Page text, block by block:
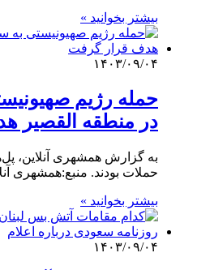
بیشتر بخوانید »
۱۴۰۳/۰۹/۰۴
حمله رژیم
در منطقه القصیر
به گزارش همشهری آنلاین،
حملات بودند. منبع:همشهری
بیشتر بخوانید »
۱۴۰۳/۰۹/۰۴